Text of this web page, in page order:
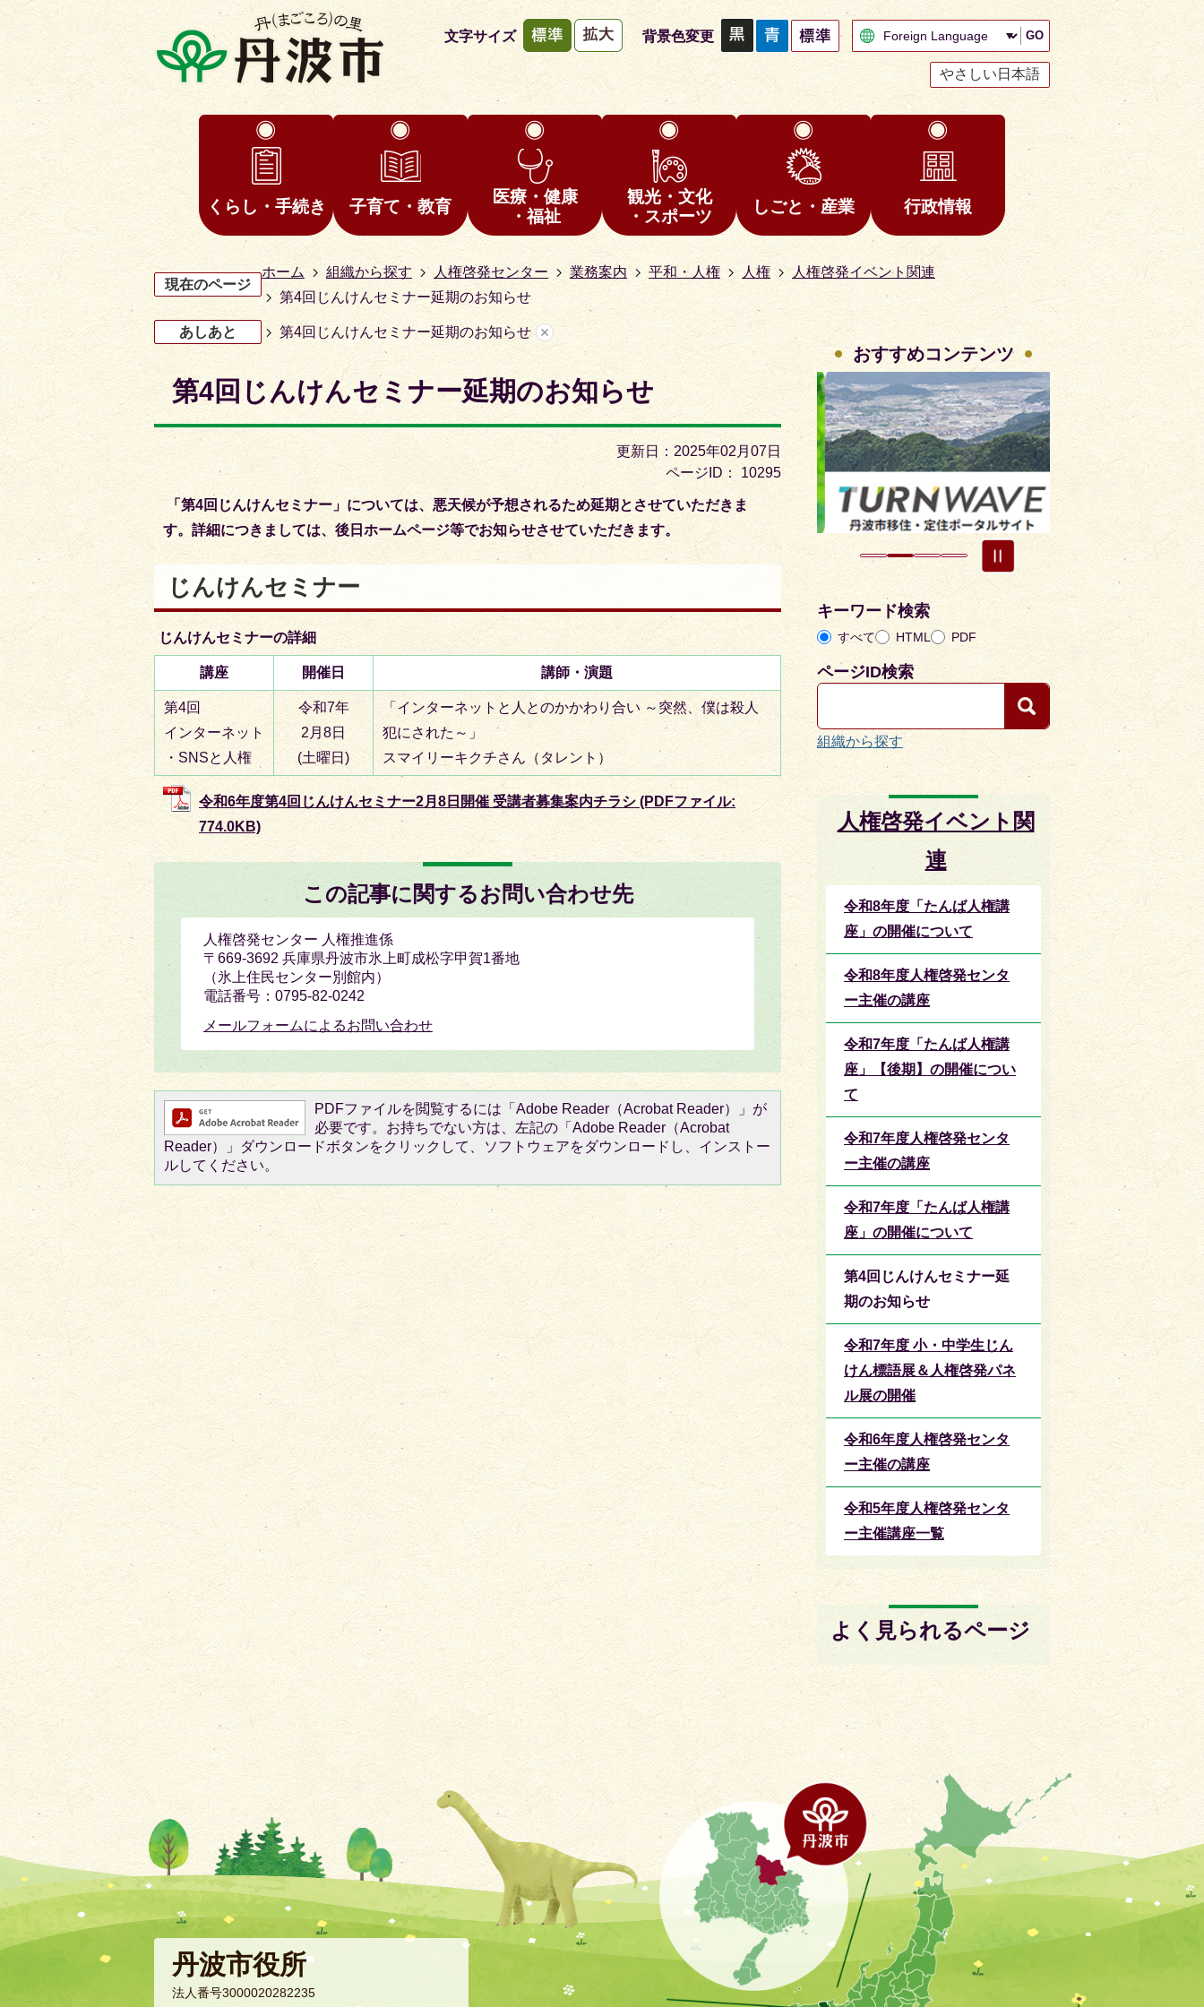
文字サイズ 背景色変更 GO
やさしい日本語
くらし・手続き 子育て・教育
医療・健康
・福祉
観光・文化
・スポーツ
しごと・産業 行政情報
現在のページ
ホーム 組織から探す 人権啓発センター 業務案内 平和・人権 人権
人権啓発イベント関連
第4回じんけんセミナー延期のお知らせ
あしあと 第4回じんけんセミナー延期のお知らせ
第4回じんけんセミナー延期のお知らせ
更新日：2025年02月07日
ページID：
10295
「第4回じんけんセミナー」については、悪天候が予想されるため延期とさせていただきま
す。詳細につきましては、後日ホームページ等でお知らせさせていただきます。
じんけんセミナー
じんけんセミナーの詳細
講座 開催日 講師・演題
第4回
インターネット
・SNSと人権
令和7年
2月8日
(土曜日)
「インターネットと人とのかかわり合い ～突然、僕は殺人
犯にされた～」
スマイリーキクチさん（タレント）
令和6年度第4回じんけんセミナー2月8日開催 受講者募集案内チラシ (PDFファイル:
774.0KB)
この記事に関するお問い合わせ先
人権啓発センター 人権推進係
〒669-3692 兵庫県丹波市氷上町成松字甲賀1番地
（氷上住民センター別館内）
電話番号：0795-82-0242
メールフォームによるお問い合わせ
PDFファイルを閲覧するには「Adobe Reader（Acrobat Reader）」が
必要です。お持ちでない方は、左記の「Adobe Reader（Acrobat
Reader）」ダウンロードボタンをクリックして、ソフトウェアをダウンロードし、インストー
ルしてください。
おすすめコンテンツ
枚
ス
枚
の
ス
ラ
イ
1
枚
ラ
イ
2
枚
目
の
ス
ラ
イ
3
枚
目
ラ
キーワード検索
すべて HTML PDF
ページID検索
組織から探す
人権啓発イベント関
連
令和8年度「たんば人権講
座」の開催について
令和8年度人権啓発センタ
ー主催の講座
令和7年度「たんば人権講
座」【後期】の開催につい
て
令和7年度人権啓発センタ
ー主催の講座
令和7年度「たんば人権講
座」の開催について
第4回じんけんセミナー延
期のお知らせ
令和7年度 小・中学生じん
けん標語展＆人権啓発パネ
ル展の開催
令和6年度人権啓発センタ
ー主催の講座
令和5年度人権啓発センタ
ー主催講座一覧
よく見られるページ
丹波市役所
法人番号3000020282235